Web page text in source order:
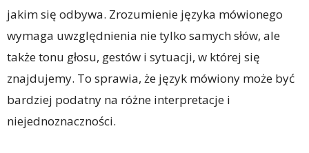
jakim się odbywa. Zrozumienie języka mówionego
wymaga uwzględnienia nie tylko samych słów, ale
także tonu głosu, gestów i sytuacji, w której się
znajdujemy. To sprawia, że ​​język mówiony może być
bardziej podatny na różne interpretacje i
niejednoznaczności.